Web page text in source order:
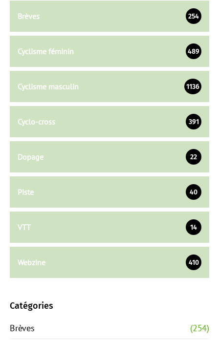
Brèves 254
Cyclisme féminin 489
Cyclisme masculin 1136
Cyclo-cross 391
Dopage 22
Piste 40
VTT 14
Webzine 410
Catégories
Brèves
(254)